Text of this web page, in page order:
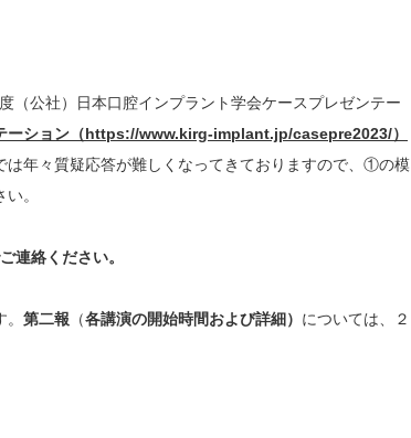
（公社）日本口腔インプラント学会ケースプレゼンテー
ーション（https://www.kirg-implant.jp/casepre2023/）
年々質疑応答が難しくなってきておりますので、①の模
。
連絡ください。
第二報 （各講演の開始時間および詳細） については、２